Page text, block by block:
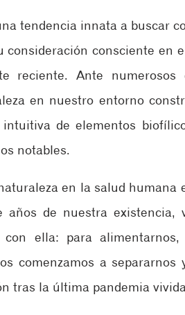
tendencia innata a buscar
consciente en
reciente. Ante numerosos
en nuestro entorno
de elementos
notables.
en la salud humana
de nuestra existencia,
con ella: para
comenzamos a separarnos
tras la última pandemia